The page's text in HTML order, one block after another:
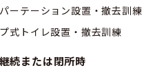
ーテーション設置・撤去訓練
式トイレ設置・撤去訓練
続または閉所時